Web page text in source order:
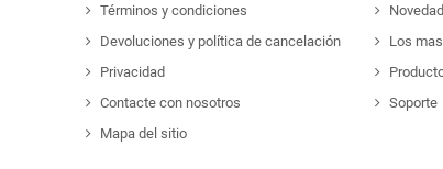
Términos y condiciones
Devoluciones y política de cancelación
Privacidad
Contacte con nosotros
Mapa del sitio
Los
Soporte